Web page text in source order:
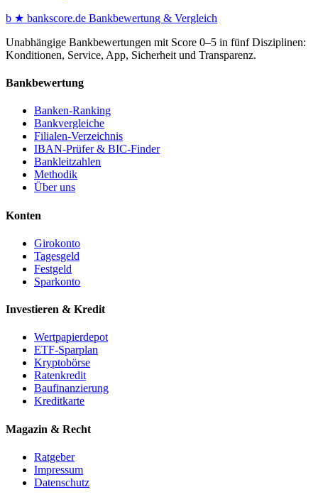
b ★ bankscore.de Bankbewertung & Vergleich
Unabhängige Bankbewertungen mit Score 0–5 in fünf Disziplinen:
Konditionen, Service, App, Sicherheit und Transparenz.
Bankbewertung
Banken-Ranking
Bankvergleiche
Filialen-Verzeichnis
IBAN-Prüfer & BIC-Finder
Bankleitzahlen
Methodik
Über uns
Konten
Girokonto
Tagesgeld
Festgeld
Sparkonto
Investieren & Kredit
Wertpapierdepot
ETF-Sparplan
Kryptobörse
Ratenkredit
Baufinanzierung
Kreditkarte
Magazin & Recht
Ratgeber
Impressum
Datenschutz